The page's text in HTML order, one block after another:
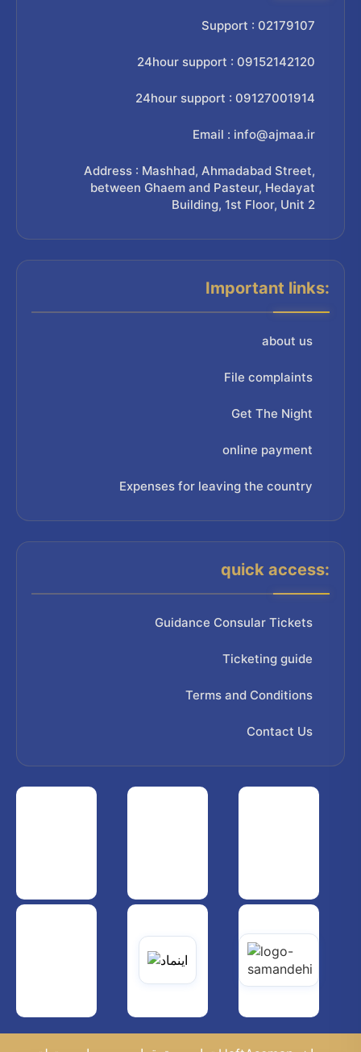
Support : 02179107
24hour support : 09152142120
24hour support : 09127001914
Email : info@ajmaa.ir
Address : Mashhad, Ahmadabad Street,
between Ghaem and Pasteur, Hedayat
Building, 1st Floor, Unit 2
Important links:
about us
File complaints
Get The Night
online payment
Expenses for leaving the country
quick access:
Guidance Consular Tickets
Ticketing guide
Terms and Conditions
Contact Us